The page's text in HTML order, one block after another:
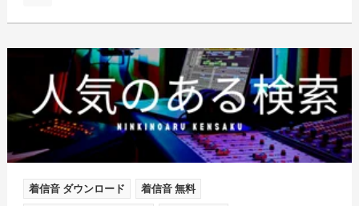
着信音 ダウンロード 着信音 無料